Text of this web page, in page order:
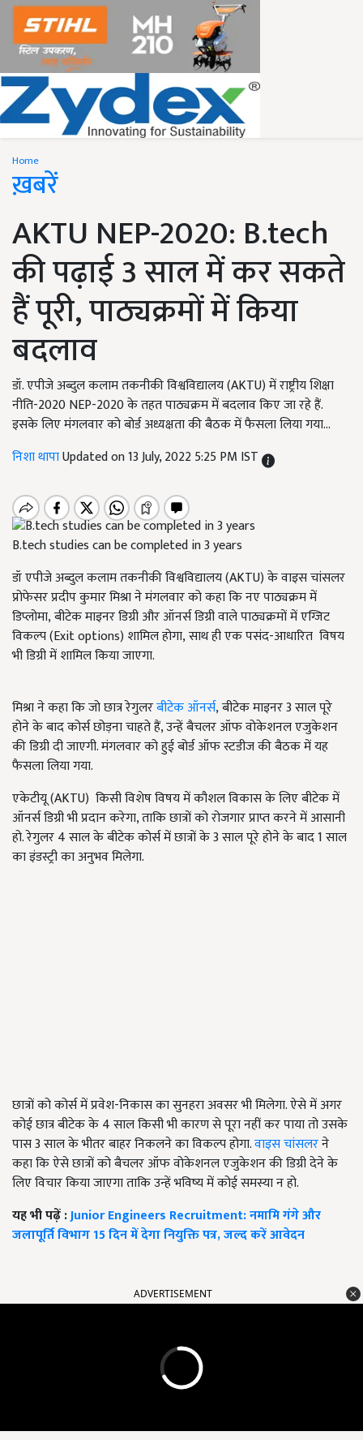
Home
ख़बरें
AKTU NEP-2020: B.tech
की पढ़ाई 3 साल में कर सकते
हैं पूरी, पाठ्यक्रमों में किया
बदलाव
डॉ. एपीजे अब्दुल कलाम तकनीकी विश्वविद्यालय (AKTU) में राष्ट्रीय शिक्षा
नीति-2020 NEP-2020 के तहत पाठ्यक्रम में बदलाव किए जा रहे हैं.
इसके लिए मंगलवार को बोर्ड अध्यक्षता की बैठक में फैसला लिया गया...
निशा थापाUpdated on 13 July, 2022 5:25 PM IST
B.tech studies can be completed in 3 years
डॉ एपीजे अब्दुल कलाम तकनीकी विश्वविद्यालय (AKTU)के वाइस चांसलर
प्रोफेसर प्रदीप कुमार मिश्रा ने मंगलवार को कहा कि नए पाठ्यक्रम में
डिप्लोमा,बीटेक माइनर डिग्री और ऑनर्स डिग्री वाले पाठ्यक्रमों में एग्जिट
विकल्प (Exit options) शामिल होगा,साथ ही एक पसंद-आधारित विषय
भी डिग्री में शामिल किया जाएगा.
मिश्रा ने कहा कि जो छात्र रेगुलरबीटेक ऑनर्स,बीटेक माइनर 3 साल पूरे
होने के बादकोर्स छोड़ना चाहते हैं, उन्हें बैचलर ऑफ वोकेशनल एजुकेशन
की डिग्री दी जाएगी. मंगलवार को हुई बोर्ड ऑफ स्टडीज की बैठक में यह
फैसला लिया गया.
एकेटीयू (AKTU) किसी विशेष विषय में कौशल विकास के लिए बीटेक में
ऑनर्स डिग्री भी प्रदान करेगा, ताकि छात्रों को रोजगार प्राप्त करने में आसानी
हो. रेगुलर 4 साल के बीटेक कोर्स में छात्रों के 3 साल पूरे होने के बाद 1 साल
का इंडस्ट्री का अनुभव मिलेगा.
छात्रों को कोर्स में प्रवेश-निकास का सुनहरा अवसर भी मिलेगा. ऐसे में अगर
कोई छात्र बीटेक के 4 साल किसी भी कारण से पूरा नहीं कर पाया तो उसके
पास 3 साल के भीतर बाहर निकलने का विकल्प होगा.वाइस चांसलरने
कहा कि ऐसे छात्रों को बैचलर ऑफ वोकेशनल एजुकेशन की डिग्री देने के
लिए विचार किया जाएगा ताकि उन्हें भविष्य में कोई समस्या न हो.
यह भी पढ़ें :Junior Engineers Recruitment: नमामि गंगे और
जलापूर्ति विभाग 15 दिन में देगा नियुक्ति पत्र, जल्द करें आवेदन
ADVERTISEMENT